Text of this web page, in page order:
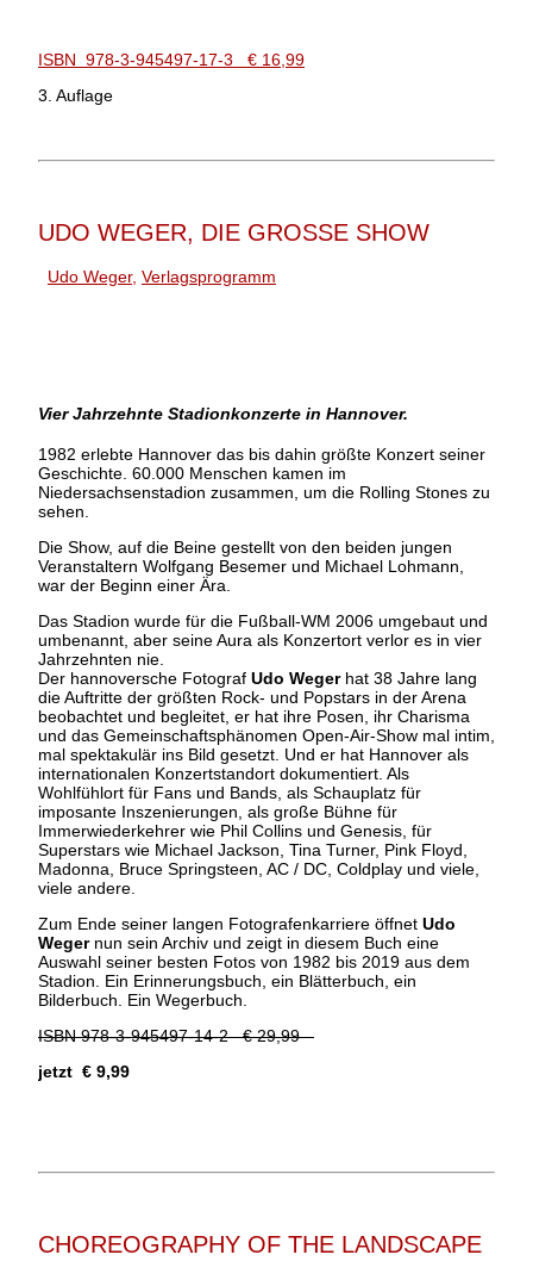
ISBN 978-3-945497-17-3 € 16,99
3. Auflage
UDO WEGER, DIE GROSSE SHOW
Udo Weger, Verlagsprogramm
Vier Jahrzehnte Stadionkonzerte in Hannover.
1982 erlebte Hannover das bis dahin größte Konzert seiner
Geschichte. 60.000 Menschen kamen im
Niedersachsenstadion zusammen, um die Rolling Stones zu
sehen.
Die Show, auf die Beine gestellt von den beiden jungen
Veranstaltern Wolfgang Besemer und Michael Lohmann,
war der Beginn einer Ära.
Das Stadion wurde für die Fußball-WM 2006 umgebaut und
umbenannt, aber seine Aura als Konzertort verlor es in vier
Jahrzehnten nie.
Der hannoversche Fotograf Udo Wegerhat 38 Jahre lang
die Auftritte der größten Rock- und Popstars in der Arena
beobachtet und begleitet, er hat ihre Posen, ihr Charisma
und das Gemeinschaftsphänomen Open-Air-Show mal intim,
mal spektakulär ins Bild gesetzt. Und er hat Hannover als
internationalen Konzertstandort dokumentiert. Als
Wohlfühlort für Fans und Bands, als Schauplatz für
imposante Inszenierungen, als große Bühne für
Immerwiederkehrer wie Phil Collins und Genesis, für
Superstars wie Michael Jackson, Tina Turner, Pink Floyd,
Madonna, Bruce Springsteen, AC / DC, Coldplay und viele,
viele andere.
Zum Ende seiner langen Fotografenkarriere öffnet Udo
Wegernun sein Archiv und zeigt in diesem Buch eine
Auswahl seiner besten Fotos von 1982 bis 2019 aus dem
Stadion. Ein Erinnerungsbuch, ein Blätterbuch, ein
Bilderbuch. Ein Wegerbuch.
ISBN 978-3-945497-14-2€ 29,99
jetzt € 9,99
CHOREOGRAPHY OF THE LANDSCAPE